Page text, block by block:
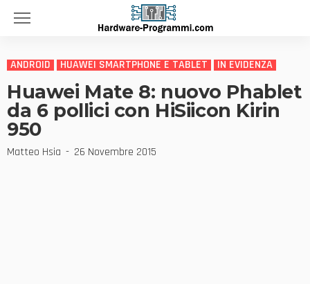
ANDROID HUAWEI SMARTPHONE E TABLET IN EVIDENZA
Huawei Mate 8: nuovo Phablet
da 6 pollici con HiSiicon Kirin
950
Matteo Hsia 26 Novembre 2015